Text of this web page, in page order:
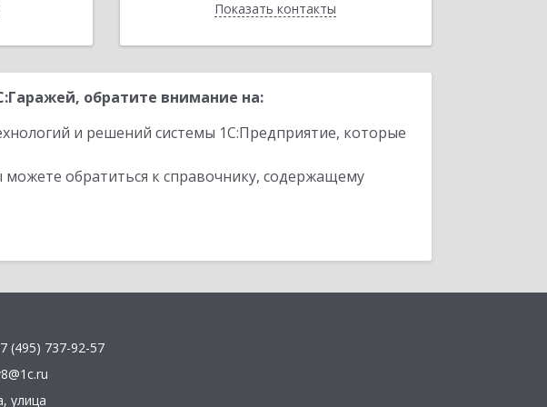
Показать контакты
Назад
обратите внимание на:
и решений системы 1С:Предприятие, которые
обратиться к справочнику, содержащему
(495) 737-92-57
, улица